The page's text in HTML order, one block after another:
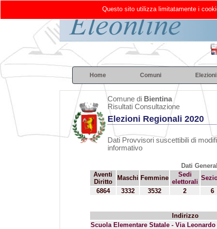
Home Comuni Elezioni
Comune di Bientina
Risultati Consultazione
Elezioni Regionali 2020
Dati Provvisori suscettibili di
informativo
Dati
Aventi
Diritto
Maschi Femmine
Sedi
elettorali
6864
3332 3532 2 6
Indirizzo
Scuola Elementare Statale - Via
Questo sito utilizza limitatamente i